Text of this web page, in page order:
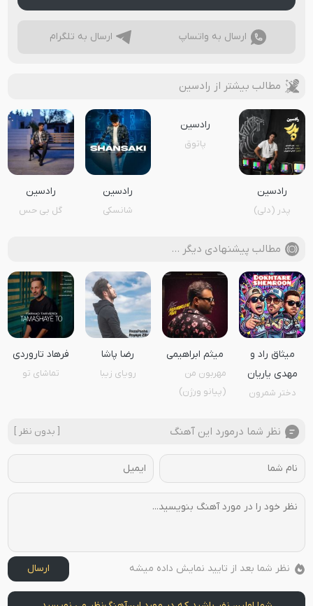
ارسال به واتساپ ارسال به تلگرام
مطالب بیشتر از رادسین
رادسین
پدر (دلی)
رادسین
پاتوق
رادسین
شانسکی
رادسین
گل بی حس
مطالب پیشنهادی دیگر …
میثاق راد و
مهدی یاریان
دختر شمرون
میثم ابراهیمی
مهربون من
(پیانو ورژن)
رضا پاشا
رویای زیبا
فرهاد تاروردی
تماشای تو
نظر شما درمورد این آهنگ [ بدون نظر ]
نظر شما بعد از تایید نمایش داده میشه ارسال